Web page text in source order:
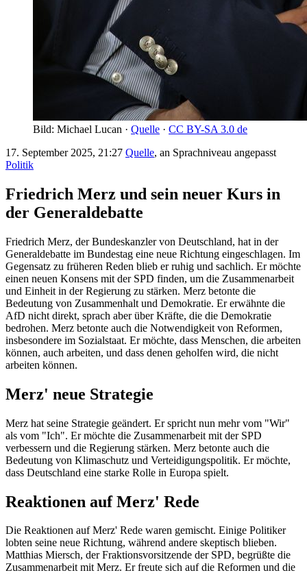
Bild: Michael Lucan · Quelle · CC BY-SA 3.0 de
17. September 2025, 21:27 Quelle, an Sprachniveau angepasst
Politik
Friedrich Merz und sein neuer Kurs in
der Generaldebatte
Friedrich Merz, der Bundeskanzler von Deutschland, hat in der
Generaldebatte im Bundestag eine neue Richtung eingeschlagen. Im
Gegensatz zu früheren Reden blieb er ruhig und sachlich. Er möchte
einen neuen Konsens mit der SPD finden, um die Zusammenarbeit
und Einheit in der Regierung zu stärken. Merz betonte die
Bedeutung von Zusammenhalt und Demokratie. Er erwähnte die
AfD nicht direkt, sprach aber über Kräfte, die die Demokratie
bedrohen. Merz betonte auch die Notwendigkeit von Reformen,
insbesondere im Sozialstaat. Er möchte, dass Menschen, die arbeiten
können, auch arbeiten, und dass denen geholfen wird, die nicht
arbeiten können.
Merz' neue Strategie
Merz hat seine Strategie geändert. Er spricht nun mehr vom "Wir"
als vom "Ich". Er möchte die Zusammenarbeit mit der SPD
verbessern und die Regierung stärken. Merz betonte auch die
Bedeutung von Klimaschutz und Verteidigungspolitik. Er möchte,
dass Deutschland eine starke Rolle in Europa spielt.
Reaktionen auf Merz' Rede
Die Reaktionen auf Merz' Rede waren gemischt. Einige Politiker
lobten seine neue Richtung, während andere skeptisch blieben.
Matthias Miersch, der Fraktionsvorsitzende der SPD, begrüßte die
Zusammenarbeit mit Merz. Er freute sich auf die Reformen und die